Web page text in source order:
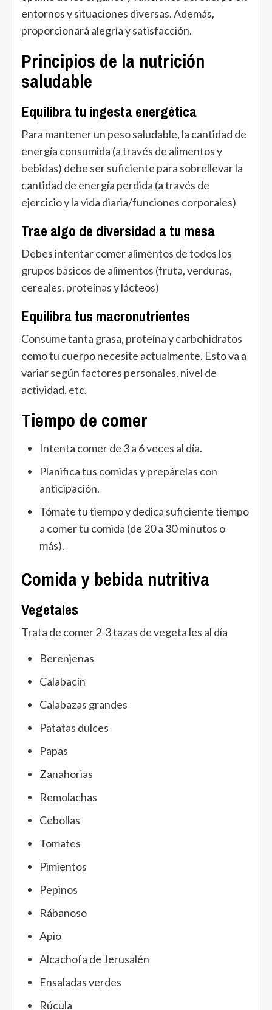
entornos y situaciones diversas. Además,
proporcionará alegría y satisfacción.
Principios de la nutrición
saludable
Equilibra tu ingesta energética
Para mantener un peso saludable, la cantidad de
energía consumida (a través de alimentos y
bebidas) debe ser suficiente para sobrellevar la
cantidad de energía perdida (a través de
ejercicio y la vida diaria/funciones corporales)
Trae algo de diversidad a tu mesa
Debes intentar comer alimentos de todos los
grupos básicos de alimentos (fruta, verduras,
cereales, proteínas y lácteos)
Equilibra tus macronutrientes
Consume tanta grasa, proteína y carbohidratos
como tu cuerpo necesite actualmente. Esto va a
variar según factores personales, nivel de
actividad, etc.
Tiempo de comer
Intenta comer de 3 a 6 veces al día.
Planifica tus comidas y prepárelas con
anticipación.
Tómate tu tiempo y dedica suficiente tiempo
a comer tu comida (de 20 a 30 minutos o
más).
Comida y bebida nutritiva
Vegetales
Trata de comer 2-3 tazas de vegeta les al día
Berenjenas
Calabacín
Calabazas grandes
Patatas dulces
Papas
Zanahorias
Remolachas
Cebollas
Tomates
Pimientos
Pepinos
Rábanoso
Apio
Alcachofa de Jerusalén
Ensaladas verdes
Rúcula